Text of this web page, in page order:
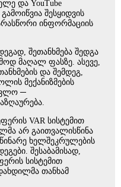
და YouTube
შესყიდვის
ინფორმაციის
შეთანხმება შედგა
მაღალ ფასზე. ასევე,
და შემდეგ,
მექანიზმების
─
VAR სისტემით
არ გაითვალისწინა
ხელშეკრულების
შესაბამისად,
სისტემით
თანხამ